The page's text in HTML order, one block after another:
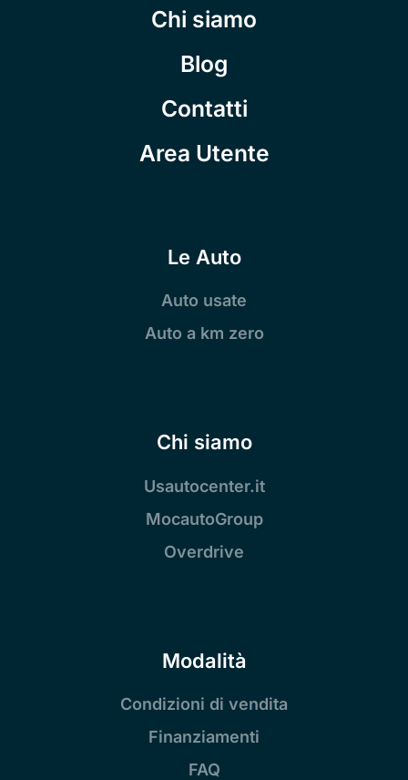
Chi siamo
Blog
Contatti
Area Utente
Le Auto
Auto usate
Auto a km zero
Chi siamo
Usautocenter.it
MocautoGroup
Overdrive
Modalità
Condizioni di vendita
Finanziamenti
FAQ